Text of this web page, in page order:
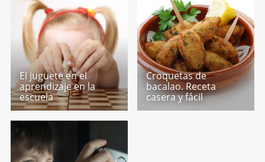
El juguete en el
aprendizaje en la
escuela
Croquetas de
bacalao. Receta
casera y fácil